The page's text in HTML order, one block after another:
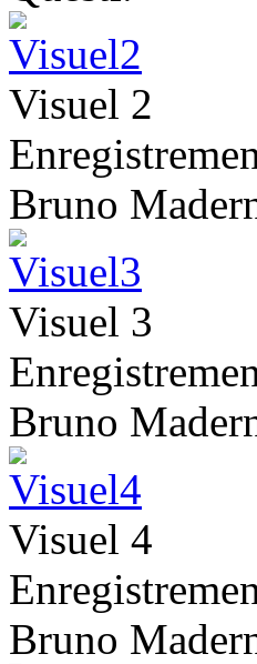
Visuel 2
Bruno
Visuel 3
Bruno
Visuel 4
Bruno